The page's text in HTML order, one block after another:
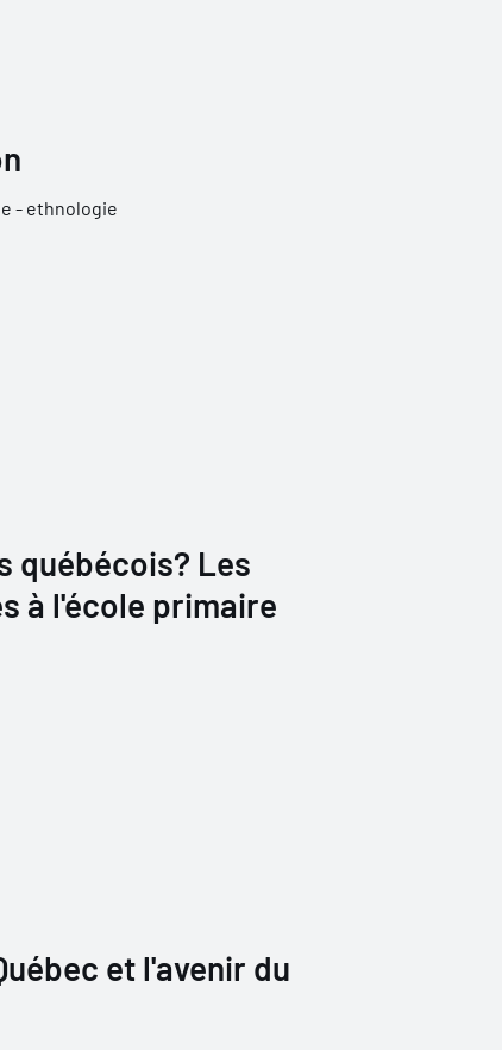
- ethnologie
québécois? Les
à l'école primaire
et l'avenir du